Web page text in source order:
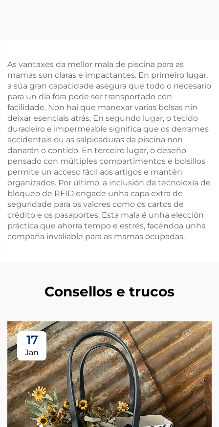
As vantaxes da mellor mala de piscina para as
mamas son claras e impactantes. En primeiro lugar,
a súa gran capacidade asegura que todo o necesario
para un día fora pode ser transportado con
facilidade. Non hai que manexar varias bolsas nin
deixar esenciais atrás. En segundo lugar, o tecido
duradeiro e impermeable significa que os derrames
accidentais ou as salpicaduras da piscina non
danarán o contido. En terceiro lugar, o deseño
pensado con múltiples compartimentos e bolsillos
permite un acceso fácil aos artigos e mantén
organizados. Por último, a inclusión da tecnoloxía de
bloqueo de RFID engade unha capa extra de
seguridade para os valores como os cartos de
crédito e os pasaportes. Esta mala é unha elección
práctica que ahorra tempo e estrés, facéndoa unha
compaña invaliable para as mamas ocupadas.
Consellos e trucos
17
Jan